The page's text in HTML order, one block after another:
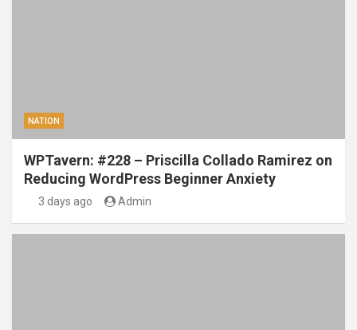
NATION
WPTavern: #228 – Priscilla Collado Ramirez on
Reducing WordPress Beginner Anxiety
3 days ago Admin